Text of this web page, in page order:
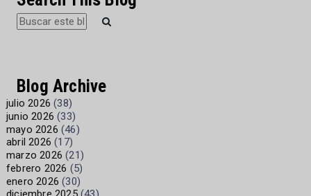
Blog Archive
julio 2026 (38)
junio 2026 (33)
mayo 2026 (46)
abril 2026 (17)
marzo 2026 (21)
febrero 2026 (5)
enero 2026 (30)